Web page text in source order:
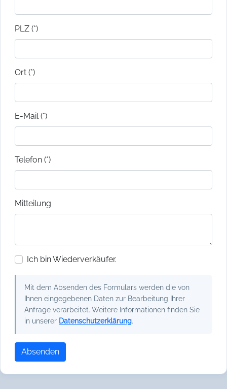
PLZ (*)
Ort (*)
E-Mail (*)
Telefon (*)
Mitteilung
Ich bin Wiederverkäufer.
Mit dem Absenden des Formulars werden die von
Ihnen eingegebenen Daten zur Bearbeitung Ihrer
Anfrage verarbeitet. Weitere Informationen finden Sie
in unserer Datenschutzerklärung.
Absenden